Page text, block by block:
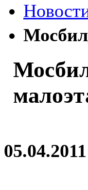
05.04.2011